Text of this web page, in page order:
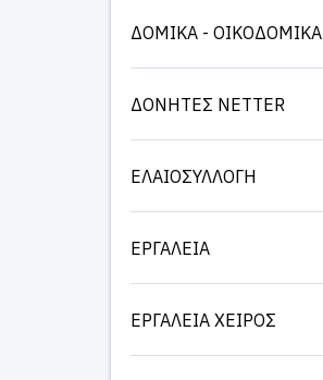
ΔΟΜΙΚΑ - ΟΙΚΟΔΟΜΙΚΑ
ΔΟΝΗΤΕΣ NETTER
ΕΛΑΙΟΣΥΛΛΟΓΗ
ΕΡΓΑΛΕΙΑ
ΕΡΓΑΛΕΙΑ ΧΕΙΡΟΣ